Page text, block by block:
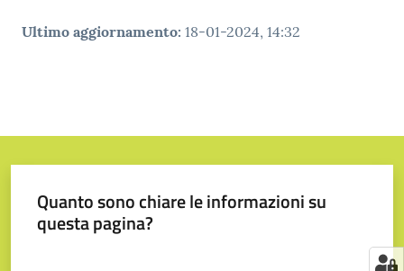
Ultimo aggiornamento: 18-01-2024, 14:32
Quanto sono chiare le informazioni su
questa pagina?